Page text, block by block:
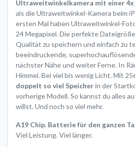
Ultraweitwinkel­kamera mit einer 4x
als die Ultraweitwinkel-Kamera beim
ersten Mal haben Ultraweitwinkel-
24 Megapixel. Die perfekte
Qualität zu speichern und einfach zu
beeindruckende,
nächster Nähe und weiter Ferne. In
Himmel. Bei viel bis wenig Licht. Mit
doppelt so viel Speicherin der
vorherige Modell. So kannst du alles
willst. Und noch so viel mehr.
A19 Chip. Batterie für den ganzen
Viel Leistung. Viel länger.